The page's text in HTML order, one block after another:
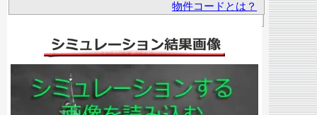
物件コードとは？